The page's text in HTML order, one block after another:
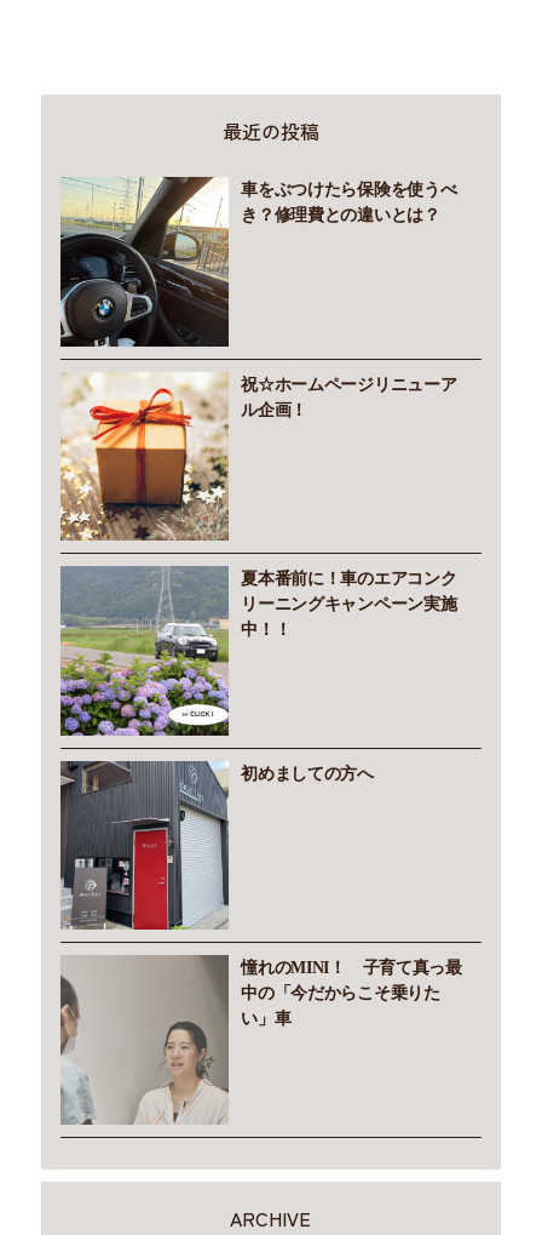
最近の投稿
車をぶつけたら保険を使うべ
き？修理費との違いとは？
祝☆ホームページリニューア
ル企画！
夏本番前に！車のエアコンク
リーニングキャンペーン実施
中！！
初めましての方へ
憧れのMINI！ 子育て真っ最
中の「今だからこそ乗りた
い」車
ARCHIVE